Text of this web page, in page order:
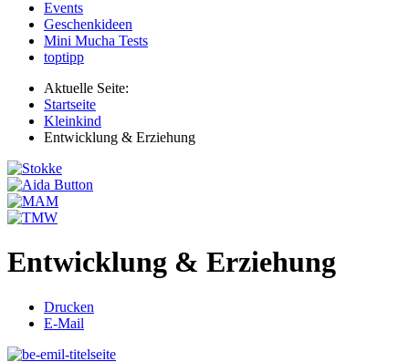
Events
Geschenkideen
Mini Mucha Tests
toptipp
Aktuelle Seite:
Startseite
Kleinkind
Entwicklung & Erziehung
Entwicklung & Erziehung
Drucken
E-Mail